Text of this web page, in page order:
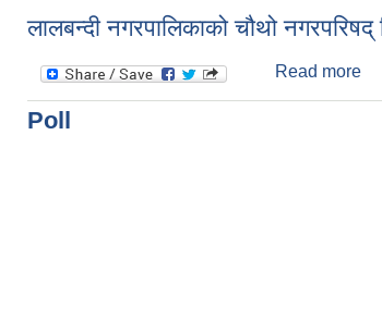
लालबन्दी नगरपालिकाको चौथो
Read more
Poll